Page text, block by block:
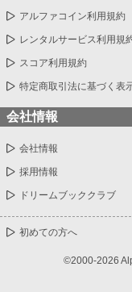
アルファコイン利用規約
レンタルサービス利用規
スコア利用規約
特定商取引法に基づく表
会社情報
会社情報
採用情報
ドリームブッククラブ
初めての方へ
©2000-2026